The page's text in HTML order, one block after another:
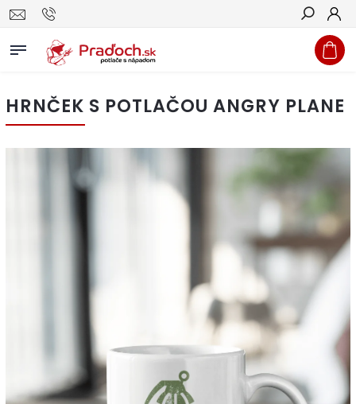
Hľadať
HRNČEK S POTLAČOU ANGRY PLANE